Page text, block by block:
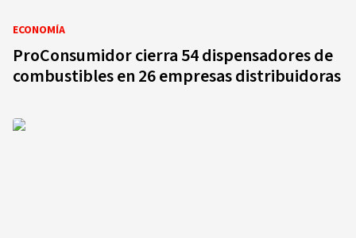
ECONOMÍA
ProConsumidor cierra 54 dispensadores de
combustibles en 26 empresas distribuidoras